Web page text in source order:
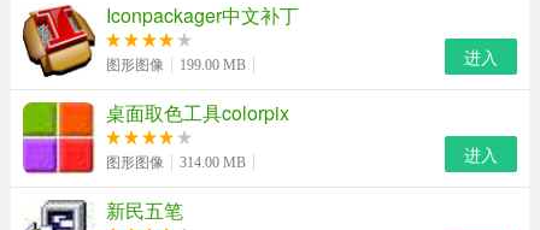
况，可恢复性分为四种：高、较高、差、较差。当然高和
较高两种文件的可恢复性较好，另外还有一种是文件夹可
是文件夹内部的文件可能已经被擦写，文件夹恢复后不一
定能够找到想要的文件。
3、大家可以根据丢失文件的类型，先通过文件类型查找，
Iconpackager中文补丁
图形图像 199.00 MB 进入
桌面取色工具colorpix
图形图像 314.00 MB 进入
新民五笔